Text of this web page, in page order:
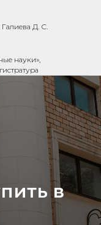
Д. С.
науки»,
в